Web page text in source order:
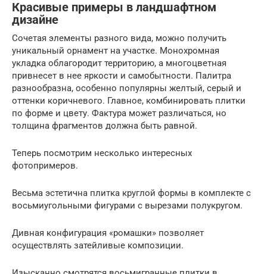
Красивые примеры в ландшафтном
дизайне
Сочетая элементы разного вида, можно получить
уникальный орнамент на участке. Монохромная
укладка облагородит территорию, а многоцветная
привнесет в нее яркости и самобытности. Палитра
разнообразна, особенно популярны желтый, серый и
оттенки коричневого. Главное, комбинировать плитки
по форме и цвету. Фактура может различаться, но
толщина фрагментов должна быть равной.
Теперь посмотрим несколько интересных
фотопримеров.
Весьма эстетична плитка круглой формы в комплекте с
восьмиугольными фигурами с вырезами полукругом.
Дивная конфигурация «ромашки» позволяет
осуществлять затейливые композиции.